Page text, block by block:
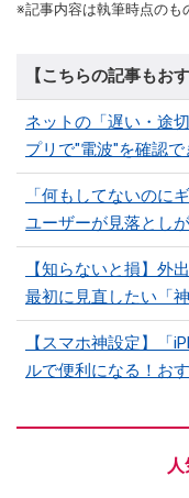
※記事内容は執筆時点のも
【こちらの記事もお
ネットの「遅い・途
プリで"電波"を確認
「何もしてないのに
ユーザーが見落とし
【知らないと損】外
最初に見直したい「
【スマホ神設定】「
ルで便利になる！お